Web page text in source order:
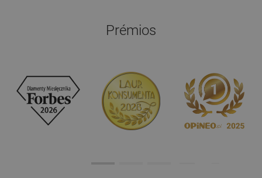
Prémios